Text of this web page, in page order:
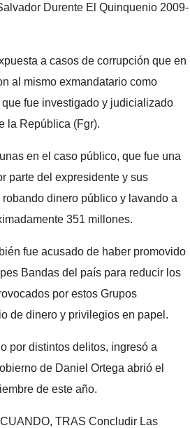
Durente El Quinquenio 2009-
a casos de corrupción que en
al mismo exmandatario como
fue investigado y judicializado
la República (Fgr).
en el caso público, que fue una
parte del expresidente y sus
dinero público y lavando a
351 millones.
fue acusado de haber promovido
Bandas del país para reducir los
por estos Grupos
de dinero y privilegios en papel.
por distintos delitos, ingresó a
de Daniel Ortega abrió el
de este año.
TRAS Concludir Las